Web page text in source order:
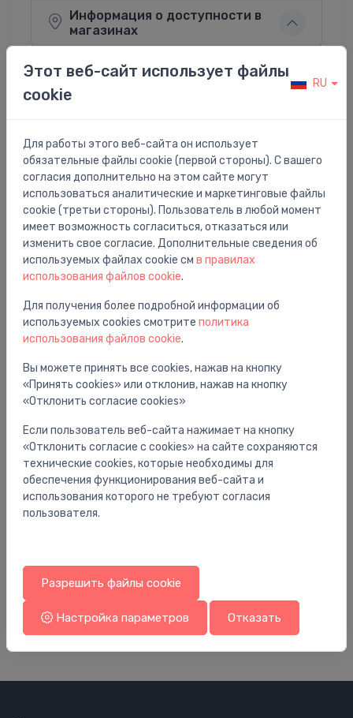
Информация о доступности в
магазинах
Описание товара
mehānisms automātiskai noskalošanai
Вам также может понравиться
skalošanas caurule, taisna, DN 90/100
66.27 €
Этот веб-сайт использует файлы
cookie
RU
Для работы этого веб-сайта он использует
обязательные файлы cookie (первой стороны). С вашего
согласия дополнительно на этом сайте могут
использоваться аналитические и маркетинговые файлы
cookie (третьи стороны). Пользователь в любой момент
имеет возможность согласиться, отказаться или
изменить свое согласие. Дополнительные сведения об
используемых файлах cookie см в правилах
использования файлов cookie.
Для получения более подробной информации об
используемых cookies смотрите политика
использования файлов cookie.
Вы можете принять все cookies, нажав на кнопку
«Принять cookies» или отклонив, нажав на кнопку
«Отклонить согласие cookies»
Если пользователь веб-сайта нажимает на кнопку
«Отклонить согласие с cookies» на сайте сохраняются
технические cookies, которые необходимы для
обеспечения функционирования веб-сайта и
использования которого не требуют согласия
пользователя.
Разрешить файлы cookie
Настройка параметров Отказать